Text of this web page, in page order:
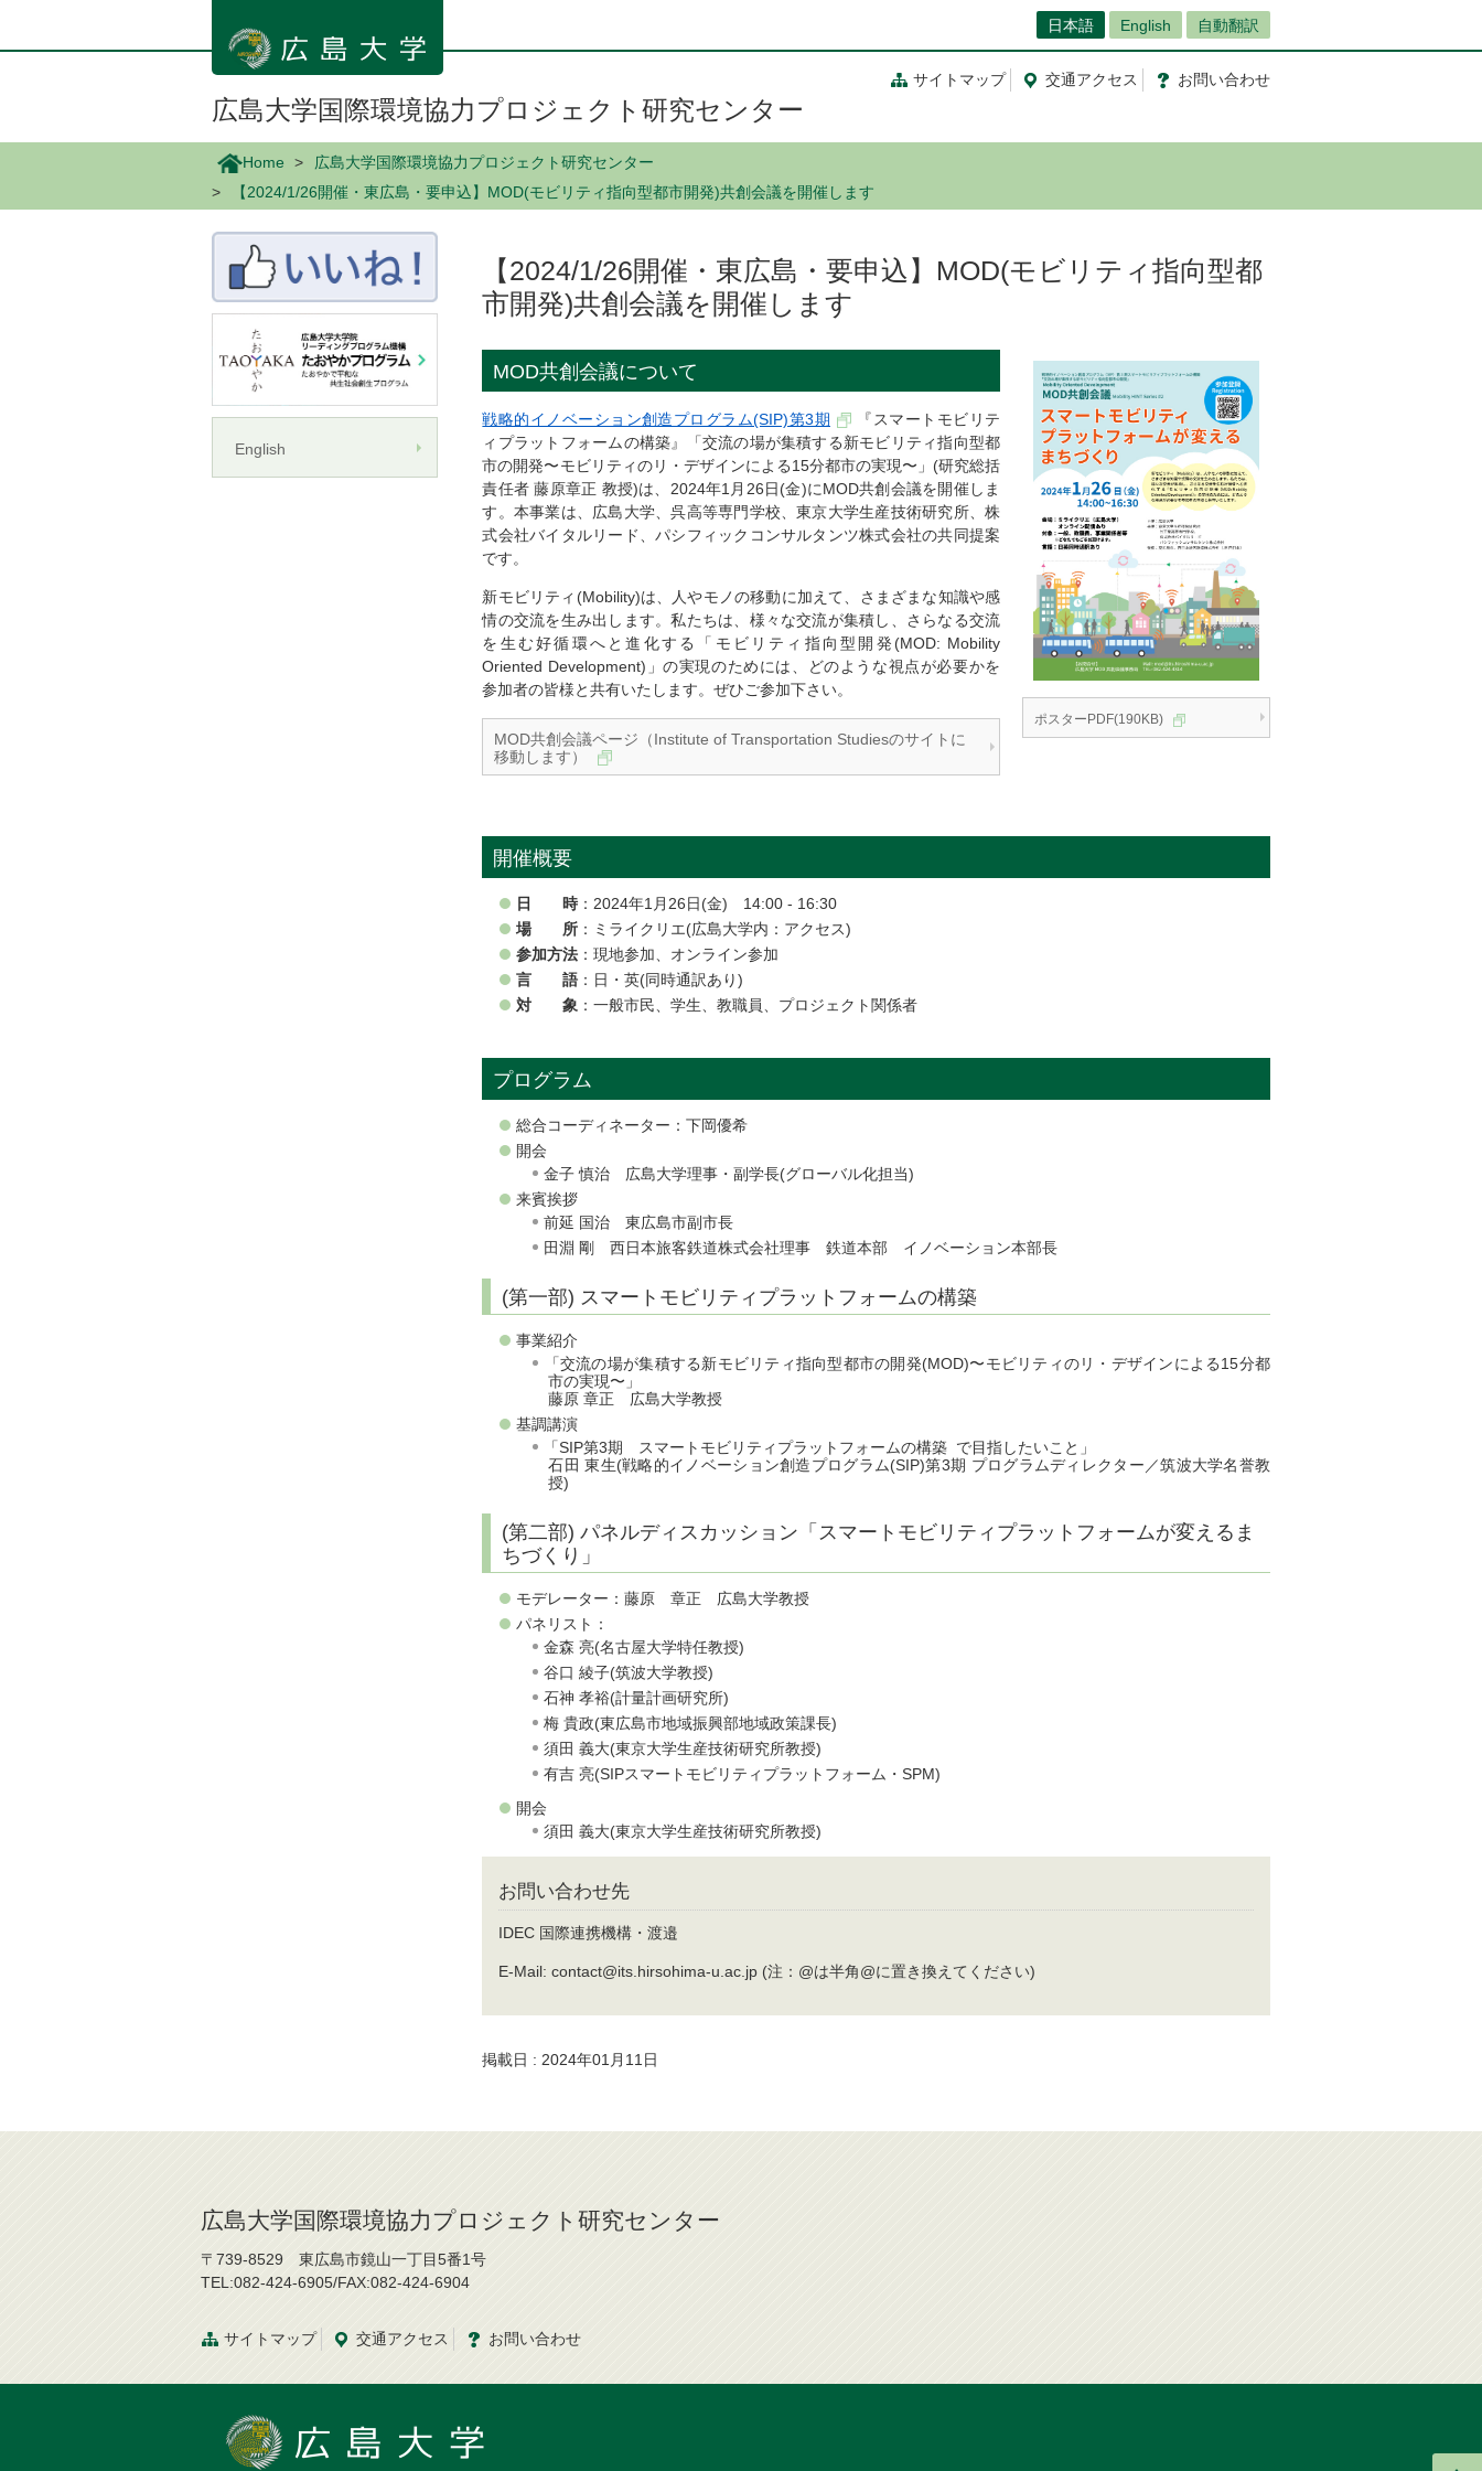
ン
日本語 English 自動翻訳
サイトマップ 交通アクセス お問い合わせ
広島大学国際環境協力プロジェクト研究センター
Home
広島大学国際環境協力プロジェクト研究センター
【2024/1/26開催・東広島・要申込】MOD(モビリティ指向型都市開発)共創会議を開催します
【2024/1/26開催・東広島・要申込】MOD(モビリティ指向型都
市開発)共創会議を開催します
MOD共創会議について
戦略的イノベーション創造プログラム(SIP)第3期
『スマートモビリテ
ィプラットフォームの構築』「交流の場が集積する新モビリティ指向型都
市の開発〜モビリティのリ・デザインによる15分都市の実現〜」(研究総括
責任者 藤原章正 教授)は、2024年1月26日(金)にMOD共創会議を開催しま
す。本事業は、広島大学、呉高等専門学校、東京大学生産技術研究所、株
式会社バイタルリード、パシフィックコンサルタンツ株式会社の共同提案
です。
新モビリティ(Mobility)は、人やモノの移動に加えて、さまざまな知識や感
情の交流を生み出します。私たちは、様々な交流が集積し、さらなる交流
を生む好循環へと進化する「モビリティ指向型開発(MOD: Mobility
Oriented Development)」の実現のためには、どのような視点が必要かを
参加者の皆様と共有いたします。ぜひご参加下さい。
MOD共創会議ページ（Institute of Transportation Studiesのサイトに
移動します）
ポスターPDF(190KB)
開催概要
日 時 ：2024年1月26日(金) 14:00 - 16:30
場 所 ：ミライクリエ(広島大学内：アクセス)
参加方法 ：現地参加、オンライン参加
言 語 ：日・英(同時通訳あり)
対 象 ：一般市民、学生、教職員、プロジェクト関係者
プログラム
総合コーディネーター：下岡優希
開会
金子 慎治 広島大学理事・副学長(グローバル化担当)
来賓挨拶
前延 国治 東広島市副市長
田淵 剛 西日本旅客鉄道株式会社理事 鉄道本部 イノベーション本部長
(第一部) スマートモビリティプラットフォームの構築
事業紹介
「交流の場が集積する新モビリティ指向型都市の開発(MOD)〜モビリティのリ・デザインによる15分都
市の実現〜」
藤原 章正 広島大学教授
基調講演
「SIP第3期 スマートモビリティプラットフォームの構築 で目指したいこと」
石田 東生(戦略的イノベーション創造プログラム(SIP)第3期 プログラムディレクター／筑波大学名誉教
授)
(第二部) パネルディスカッション「スマートモビリティプラットフォームが変えるま
ちづくり」
モデレーター：藤原 章正 広島大学教授
パネリスト：
金森 亮(名古屋大学特任教授)
谷口 綾子(筑波大学教授)
⽯神 孝裕(計量計画研究所)
梅 貴政(東広島市地域振興部地域政策課長)
須田 義大(東京大学生産技術研究所教授)
有吉 亮(SIPスマートモビリティプラットフォーム・SPM)
開会
須田 義大(東京大学生産技術研究所教授)
お問い合わせ先
IDEC 国際連携機構・渡邉
E-Mail: contact@its.hirsohima-u.ac.jp (注：@は半角@に置き換えてください)
掲載日 : 2024年01月11日
English
広島大学国際環境協力プロジェクト研究センター
〒739-8529 東広島市鏡山一丁目5番1号
TEL:082-424-6905/FAX:082-424-6904
サイトマップ 交通アクセス お問い合わせ